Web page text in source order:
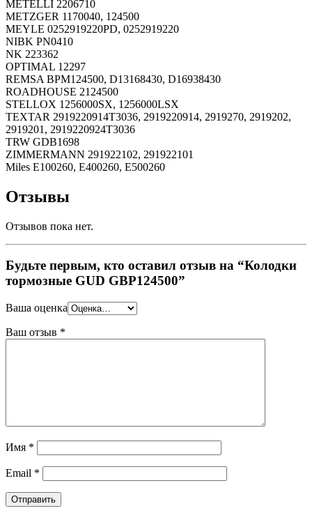
METELLI 2206710
METZGER 1170040, 124500
MEYLE 0252919220PD, 0252919220
NIBK PN0410
NK 223362
OPTIMAL 12297
REMSA BPM124500, D13168430, D16938430
ROADHOUSE 2124500
STELLOX 1256000SX, 1256000LSX
TEXTAR 2919220914T3036, 2919220914, 2919270, 2919202,
2919201, 2919220924T3036
TRW GDB1698
ZIMMERMANN 291922102, 291922101
Miles E100260, E400260, E500260
Отзывы
Отзывов пока нет.
Будьте первым, кто оставил отзыв на “Колодки
тормозные GUD GBP124500”
Ваша оценка
Ваш отзыв *
Имя *
Email *